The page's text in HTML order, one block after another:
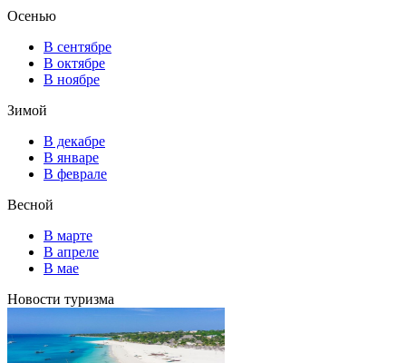
Осенью
В сентябре
В октябре
В ноябре
Зимой
В декабре
В январе
В феврале
Весной
В марте
В апреле
В мае
Новости туризма